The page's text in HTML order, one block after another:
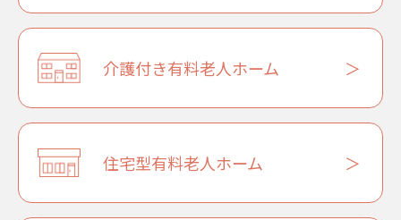
介護付き有料老人ホーム
住宅型有料老人ホーム